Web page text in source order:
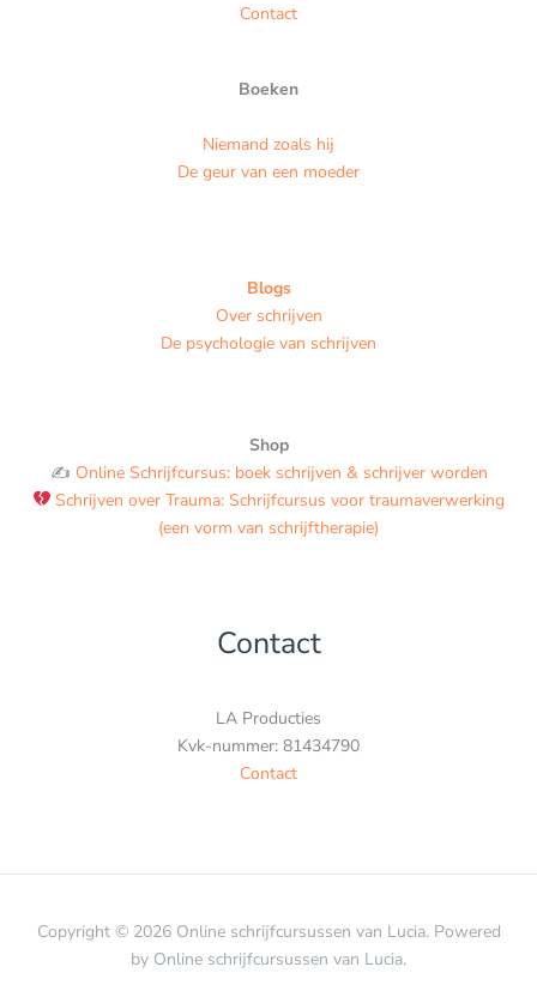
Contact
Boeken
Niemand zoals hij
De geur van een moeder
Blogs
Over schrijven
De psychologie van schrijven
Shop
✍️ Online Schrijfcursus: boek schrijven & schrijver worden
Schrijven over Trauma: Schrijfcursus voor traumaverwerking
(een vorm van schrijftherapie)
Contact
LA Producties
Kvk-nummer: 81434790
Contact
Copyright © 2026 Online schrijfcursussen van Lucia. Powered
by Online schrijfcursussen van Lucia.